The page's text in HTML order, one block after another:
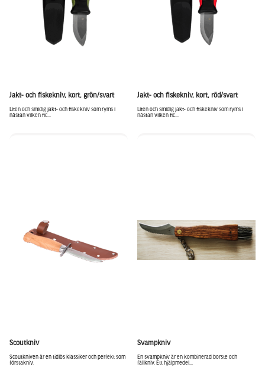
Jakt- och fiskekniv, kort, grön/svart
Liten och smidig jakt- och fiskekniv som ryms i
nästan vilken fic...
Jakt- och fiskekniv, kort, röd/svart
Liten och smidig jakt- och fiskekniv som ryms i
nästan vilken fic...
Scoutkniv
Scoutkniven är en tidlös klassiker och perfekt som
förstakniv.
Svampkniv
En svampkniv är en kombinerad borste och
fällkniv. Ett hjälpmedel...